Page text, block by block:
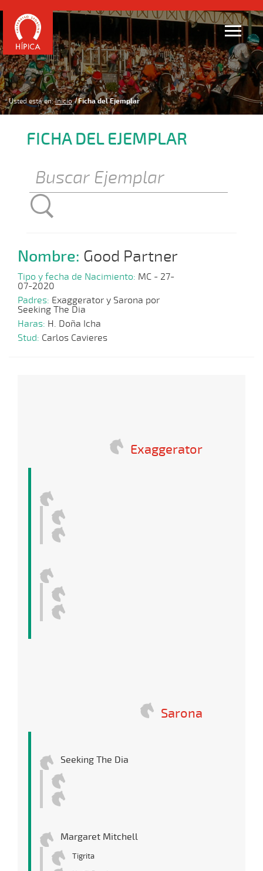
Usted está en: Inicio Ficha del Ejemplar
FICHA DEL EJEMPLAR
Nombre: Good Partner
Tipo y fecha de Nacimiento: MC - 27-
07-2020
Padres: Exaggerator y Sarona por
Seeking The Dia
Haras: H. Doña Icha
Stud: Carlos Cavieres
Exaggerator
Sarona
Seeking The Dia
Margaret Mitchell
Tigrita